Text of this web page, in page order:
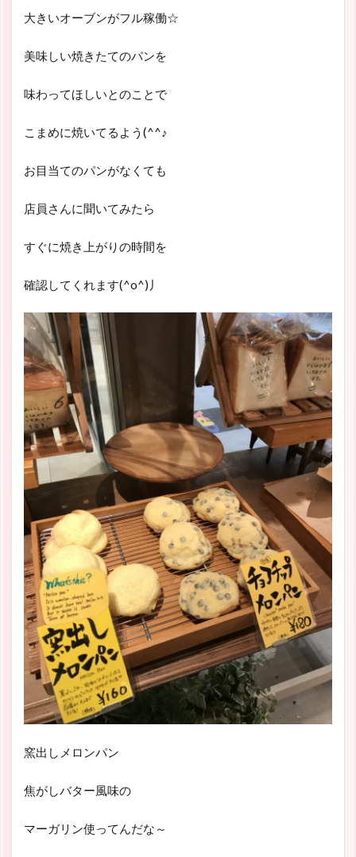
大きいオーブンがフル稼働☆
美味しい焼きたてのパンを
味わってほしいとのことで
こまめに焼いてるよう(^^♪
お目当てのパンがなくても
店員さんに聞いてみたら
すぐに焼き上がりの時間を
確認してくれます(^o^)丿
窯出しメロンパン
焦がしバター風味の
マーガリン使ってんだな～